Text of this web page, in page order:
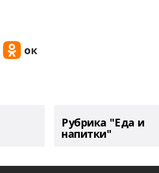
Рубрика "Еда и
напитки"